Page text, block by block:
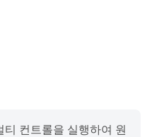
컨트롤을 실행하여 원